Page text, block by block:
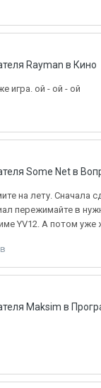
Rayman в Кино
игра. ой - ой - ой
Some Netв
на лету. Сначала
пережимайте в
YV12. А потом уже
Maksim в